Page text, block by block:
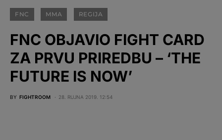
FNC MMA REGIJA
FNC OBJAVIO FIGHT CARD
ZA PRVU PRIREDBU – ‘THE
FUTURE IS NOW’
BY FIGHTROOM 28. RUJNA 2019. 12:54